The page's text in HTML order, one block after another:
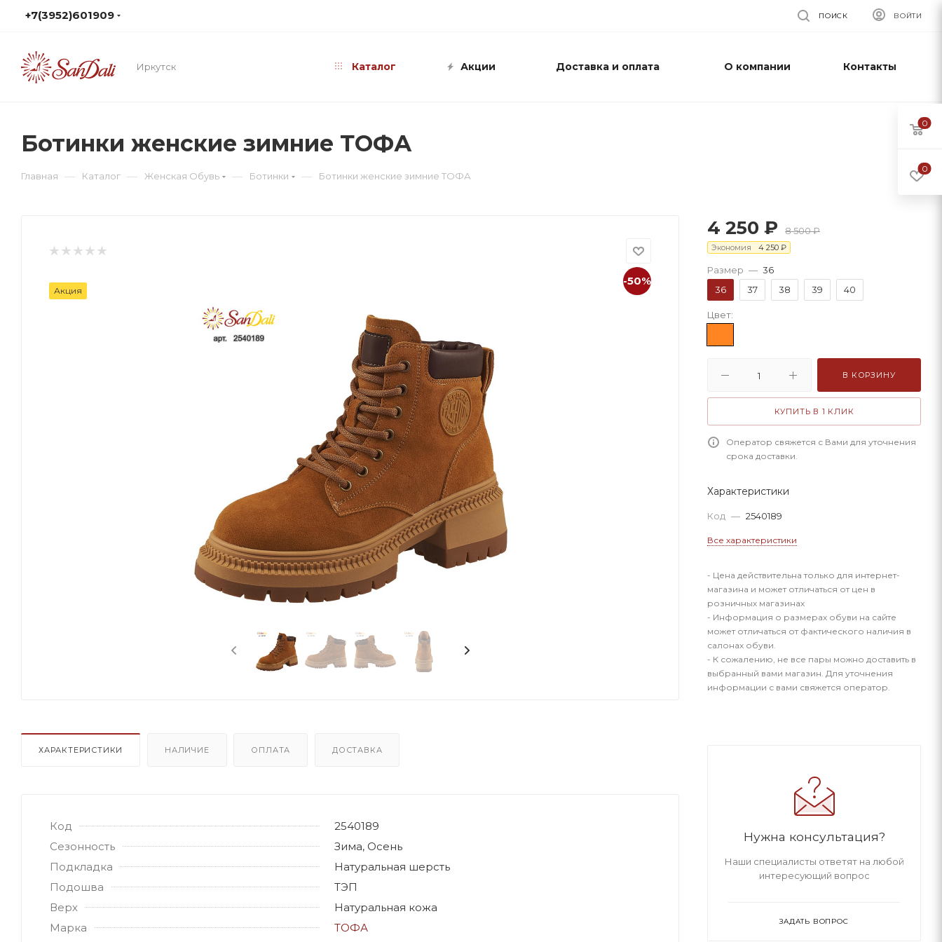
+7(3952)601909 ВОЙТИ
ПОИСК
Иркутск Каталог Акции Доставка и оплата О компании Контакты
Ботинки женские зимние ТОФА
Главная — Каталог — Женская Обувь — Ботинки — Ботинки женские зимние ТОФА
-50%
Акция
ХАРАКТЕРИСТИКИ НАЛИЧИЕ ОПЛАТА ДОСТАВКА
Код
2540189
Сезонность
Зима, Осень
Подкладка
Натуральная шерсть
Подошва
ТЭП
Верх
Натуральная кожа
Марка
ТОФА
4 250 ₽ 8 500₽
Экономия 4 250 ₽
Размер — 36
36
37 38 39 40
Цвет:
В КОРЗИНУ
КУПИТЬ В 1 КЛИК
Оператор свяжется с Вами для уточнения
срока доставки.
Характеристики
Код — 2540189
Все характеристики
- Цена действительна только для интернет-
магазина и может отличаться от цен в
розничных магазинах
- Информация о размерах обуви на сайте
может отличаться от фактического наличия в
салонах обуви.
- К сожалению, не все пары можно доставить в
выбранный вами магазин. Для уточнения
информации с вами свяжется оператор.
Нужна консультация?
Наши специалисты ответят на любой
интересующий вопрос
ЗАДАТЬ ВОПРОС
0
0